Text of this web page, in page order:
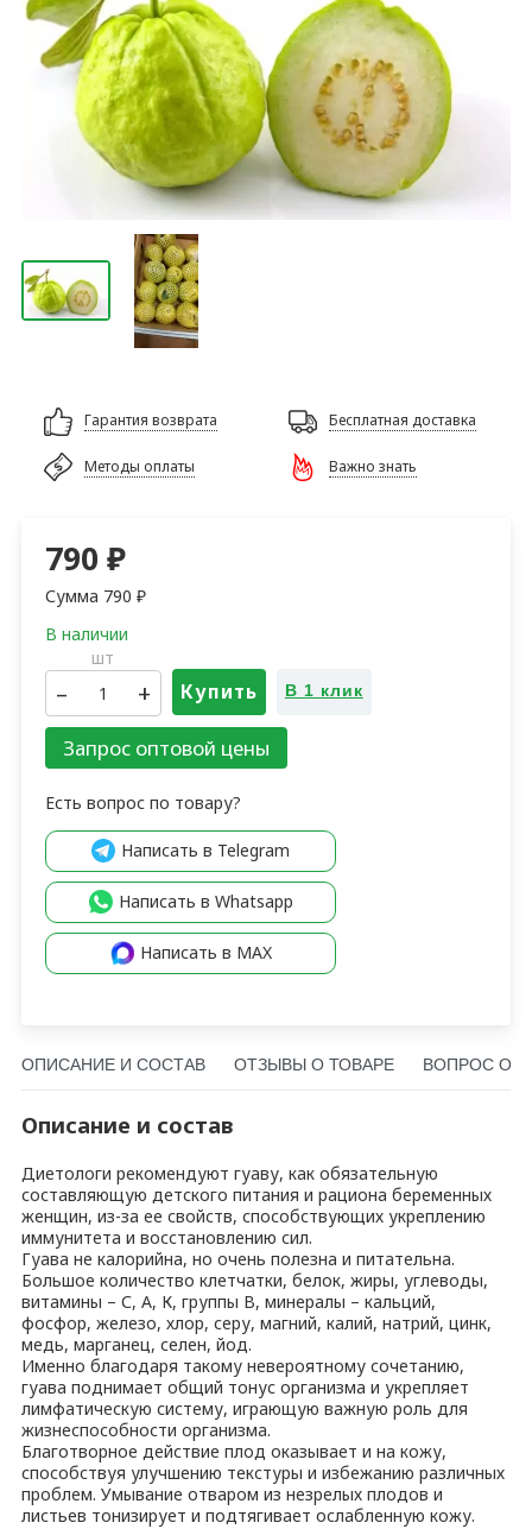
Гарантия возврата Бесплатная доставка
Методы оплаты Важно знать
790 ₽
Сумма 790 ₽
шт
– + Купить В 1 клик
Запрос оптовой цены
Есть вопрос по товару?
Написать в Telegram
Написать в Whatsapp
Написать в MAX
ОПИСАНИЕ И СОСТАВ ОТЗЫВЫ О ТОВАРЕ ВОПРОС О
Описание и состав
Диетологи рекомендуют гуаву, как обязательную
составляющую детского питания и рациона беременных
женщин, из-за ее свойств, способствующих укреплению
иммунитета и восстановлению сил.
Гуава не калорийна, но очень полезна и питательна.
Большое количество клетчатки, белок, жиры, углеводы,
витамины – С, А, К, группы В, минералы – кальций,
фосфор, железо, хлор, серу, магний, калий, натрий, цинк,
медь, марганец, селен, йод.
Именно благодаря такому невероятному сочетанию,
гуава поднимает общий тонус организма и укрепляет
лимфатическую систему, играющую важную роль для
жизнеспособности организма.
Благотворное действие плод оказывает и на кожу,
способствуя улучшению текстуры и избежанию различных
проблем. Умывание отваром из незрелых плодов и
листьев тонизирует и подтягивает ослабленную кожу.